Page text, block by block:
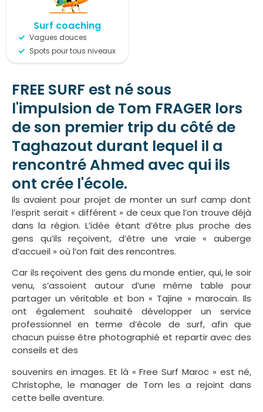
Surf coaching
Vagues douces
Spots pour tous niveaux
FREE SURF est né sous
l'impulsion de Tom FRAGER lors
de son premier trip du côté de
Taghazout durant lequel il a
rencontré Ahmed avec qui ils
ont crée l'école.
Ils avaient pour projet de monter un surf camp dont
l’esprit serait « différent » de ceux que l’on trouve déjà
dans la région. L’idée étant d’être plus proche des
gens qu’ils reçoivent, d’être une vraie « auberge
d’accueil » où l’on fait des rencontres.
Car ils reçoivent des gens du monde entier, qui, le soir
venu, s’assoient autour d’une même table pour
partager un véritable et bon « Tajine » marocain. Ils
ont également souhaité développer un service
professionnel en terme d’école de surf, afin que
chacun puisse être photographié et repartir avec des
conseils et des
souvenirs en images. Et là « Free Surf Maroc » est né,
Christophe, le manager de Tom les a rejoint dans
cette belle aventure.